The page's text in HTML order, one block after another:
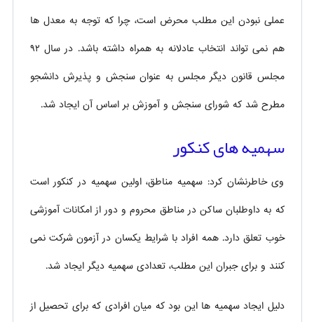
عملی نبودن این مطلب محرض است، چرا که توجه به معدل ها
هم نمی تواند انتخاب عادلانه به همراه داشته باشد. در سال ۹۲
مجلس قانون دیگر مجلس به عنوان سنجش و پذیرش دانشجو
مطرح شد که شورای سنجش و آموزش بر اساس آن ایجاد شد.
سهمیه های کنکور
وی خاطرنشان کرد: سهمیه مناطق، اولین سهمیه در کنکور است
که به داوطلبان ساکن در مناطق محروم و دور از امکانات آموزشی
خوب تعلق دارد. همه افراد با شرایط یکسان در آزمون شرکت نمی
کنند و برای جبران این مطلب، تعدادی سهمیه دیگر ایجاد شد.
دلیل ایجاد سهمیه ها این بود که میان افرادی که برای تحصیل از